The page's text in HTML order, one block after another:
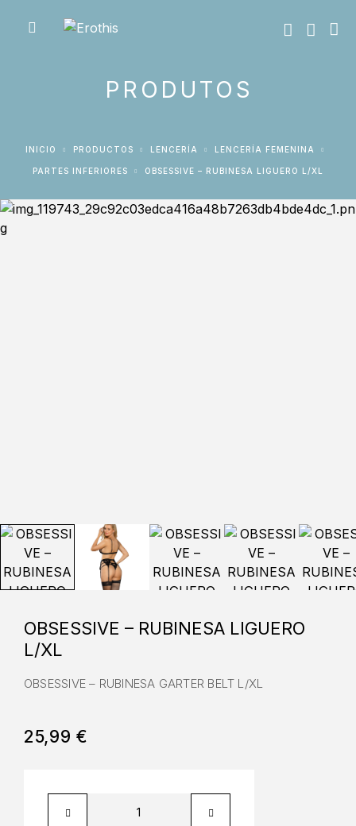
PRODUTOS
INICIO PRODUCTOS LENCERÍA LENCERÍA FEMENINA
PARTES INFERIORES OBSESSIVE – RUBINESA LIGUERO L/XL
OBSESSIVE – RUBINESA LIGUERO
L/XL
OBSESSIVE – RUBINESA GARTER BELT L/XL
25,99 €